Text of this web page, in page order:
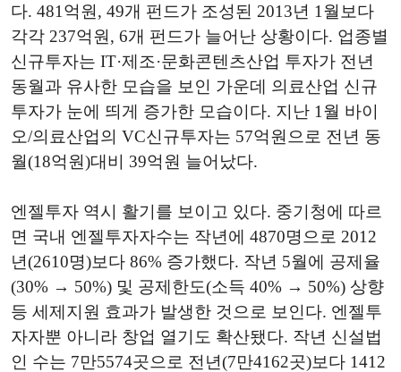
다. 481억원, 49개 펀드가 조성된 2013년 1월보다
각각 237억원, 6개 펀드가 늘어난 상황이다. 업종별
신규투자는 IT·제조·문화콘텐츠산업 투자가 전년
동월과 유사한 모습을 보인 가운데 의료산업 신규
투자가 눈에 띄게 증가한 모습이다. 지난 1월 바이
오/의료산업의 VC신규투자는 57억원으로 전년 동
월(18억원)대비 39억원 늘어났다.
엔젤투자 역시 활기를 보이고 있다. 중기청에 따르
면 국내 엔젤투자자수는 작년에 4870명으로 2012
년(2610명)보다 86% 증가했다. 작년 5월에 공제율
(30% → 50%) 및 공제한도(소득 40% → 50%) 상향
등 세제지원 효과가 발생한 것으로 보인다. 엔젤투
자자뿐 아니라 창업 열기도 확산됐다. 작년 신설법
인 수는 7만5574곳으로 전년(7만4162곳)보다 1412